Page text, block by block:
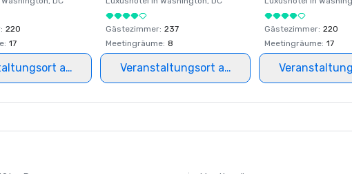
: 220
: 17
auswählen
Gästezimmer: 237
Meetingräume: 8
Veranstaltungsort auswählen
Gästezimmer: 220
Meetingräume: 17